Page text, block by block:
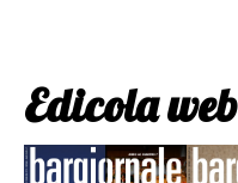
Edicola web